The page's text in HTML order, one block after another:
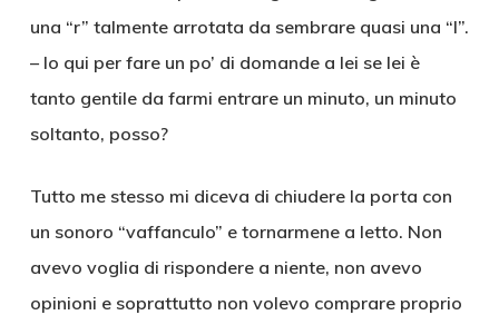
una “r” talmente arrotata da sembrare quasi una “l”.
– Io qui per fare un po’ di domande a lei se lei è
tanto gentile da farmi entrare un minuto, un minuto
soltanto, posso?
Tutto me stesso mi diceva di chiudere la porta con
un sonoro “vaffanculo” e tornarmene a letto. Non
avevo voglia di rispondere a niente, non avevo
opinioni e soprattutto non volevo comprare proprio